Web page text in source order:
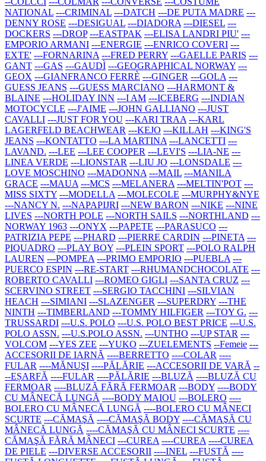
NATIONAL ---CRIMINAL ---DATCH ---DE PUTA MADRE ---
DENNY ROSE ---DESIGUAL ---DIADORA ---DIESEL ---
DOCKERS ---DROP ---EASTPAK ---ELISA LANDRI PIU' ---
EMPORIO ARMANI ---ENERGIE ---ENRICO COVERI ---
EXTE' ---FORNARINA ---FRED PERRY ---GAELLE PARIS ---
GANT ---GAS ---GAUDÌ ---GEOGRAPHICAL NORWAY ---
GEOX ---GIANFRANCO FERRÈ ---GINGER ---GOLA ---
GUESS JEANS ---GUESS MARCIANO ---HARMONT &
BLAINE ---HOLIDAY INN ---I AM ---ICEBERG ---INDIAN
MOTOCYCLE ---J'AIME ---JOHN GALLIANO ---JUST
CAVALLI ---JUST FOR YOU ---KARI TRAA ---KARL
LAGERFELD BEACHWEAR ---KEJO ---KILLAH ---KING'S
JEANS ---KONTATTO ---LA MARTINA ---LANCETTI ---
LAVAND. ---LEE ---LEE COOPER ---LEVI'S ---LIA-NE ---
LINEA VERDE ---LIONSTAR ---LIU JO ---LONSDALE ---
LOVE MOSCHINO ---MADONNA ---MAIL ---MANILA
GRACE ---MAUA ---MCS ---MELANERA ---MELTIN'POT ---
MISS SIXTY ---MODELLA ---MOLECOLE ---MURPHY&NYE
---NANCY N. ---NAPAPIJRI ---NEW BARON ---NIKE ---NINE
LIVES ---NORTH POLE ---NORTH SAILS ---NORTHLAND ---
NORWAY 1963 ---ONYX ---PAPETE ---PARASUCO ---
PATRIZIA PEPE ---PHARD ---PIERRE CARDIN ---PINETA ---
PIQUADRO ---PLAY BOY ---PLEIN SPORT ---POLO RALPH
LAUREN ---POMPEA ---PRIMO EMPORIO ---PUEBLA ---
PUERCO ESPIN ---RE-START ---RHUMANDCHOCOLATE ---
ROBERTO CAVALLI ---ROMEO GIGLI ---SANTA CRUZ ---
SCERVINO STREET ---SERGIO TACCHINI ---SILVIAN
HEACH ---SIMIANI ---SLAZENGER ---SUPERDRY ---THE
NINTH ---TIMBERLAND ---TOMMY HILFIGER ---TOY G. ---
TRUSSARDI ---U.S. POLO ---U.S. POLO BEST PRICE ---U.S.
POLO ASSN. ---U.S.POLO ASSN. ---UNTHO ---UP STAR ---
VOLCOM ---YES ZEE ---YUKO ---ZUELEMENTS --Femeie ---
ACCESORII DE IARNĂ ----BERRETTO ----COLAR ----
FULAR ----MĂNUŞI ----PĂLĂRIE ---ACCESORII DE VARĂ --
--EȘARFĂ ----FULAR ----PĂLĂRIE ---BLUZĂ ----BLUZĂ CU
FERMOAR ----BLUZĂ FĂRĂ FERMOAR ---BODY ----BODY
CU MÂNECĂ LUNGĂ ----BODY MAIOU ---BOLERO ----
BOLERO CU MÂNECĂ LUNGĂ ----BOLERO CU MÂNECI
SCURTE ---CĂMAŞĂ ----CĂMAŞĂ BODY ----CĂMAŞĂ CU
MÂNECĂ LUNGĂ ----CĂMAŞĂ CU MÂNECI SCURTE ----
CĂMAŞĂ FĂRĂ MÂNECI ---CUREA ----CUREA ----CUREA
DE PIELE ---DIVERSE ACCESORII ----INEL ---FUSTĂ ----